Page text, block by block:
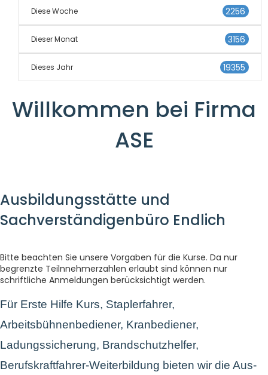
Diese Woche 2256
Dieser Monat 3156
Dieses Jahr 19355
Willkommen bei Firma
ASE
Ausbildungsstätte und
Sachverständigenbüro Endlich
Bitte beachten Sie unsere Vorgaben für die Kurse. Da nur
begrenzte Teilnnehmerzahlen erlaubt sind können nur
schriftliche Anmeldungen berücksichtigt werden.
Für Erste Hilfe Kurs, Staplerfahrer,
Arbeitsbühnenbediener, Kranbediener,
Ladungssicherung, Brandschutzhelfer,
Berufskraftfahrer-Weiterbildung bieten wir die Aus-